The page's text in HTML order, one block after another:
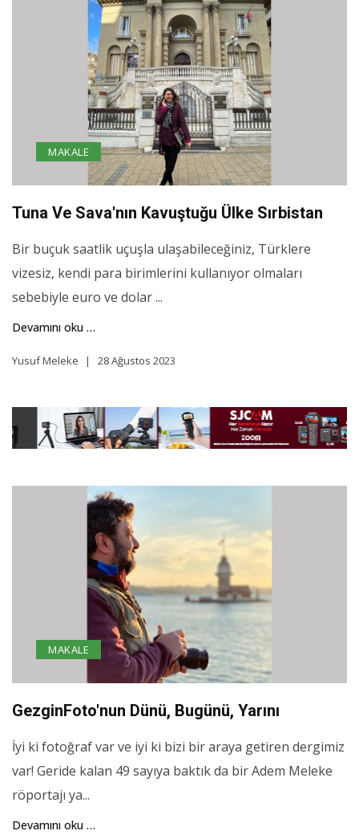
MAKALE
Tuna Ve Sava'nın Kavuştuğu Ülke Sırbistan
Bir buçuk saatlik uçuşla ulaşabileceğiniz, Türklere
vizesiz, kendi para birimlerini kullanıyor olmaları
sebebiyle euro ve dolar ...
Devamını oku …
Yusuf Meleke 28 Ağustos 2023
MAKALE
GezginFoto'nun Dünü, Bugünü, Yarını
İyi ki fotoğraf var ve iyi ki bizi bir araya getiren dergimiz
var! Geride kalan 49 sayıya baktık da bir Adem Meleke
röportajı ya...
Devamını oku …